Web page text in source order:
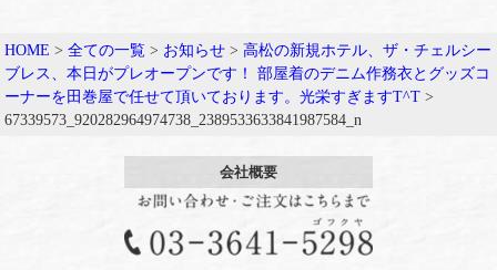
HOME >全ての一覧 > お知らせ >高松の新規ホテル、ザ・チェルシー
ブレス、本日がプレオープンです！ 部屋着のデニム作務衣とグッズコ
ーナーを田巻屋で任せて頂いております。光栄すぎますT^T >
67339573_920282964974738_2389533633841987584_n
会社概要